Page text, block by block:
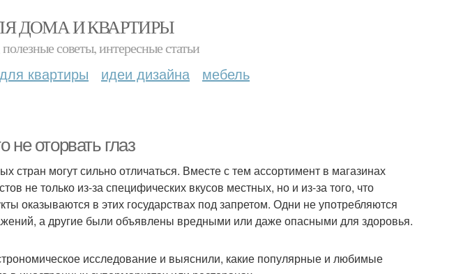
ДОМА И КВАРТИРЫ
советы, интересные статьи
квартиры идеи дизайна мебель
не оторвать глаз
стран могут сильно отличаться. Вместе с тем ассортимент в магазинах
не только из-за специфических вкусов местных, но и из-за того, что
оказываются в этих государствах под запретом. Одни не употребляются
а другие были объявлены вредными или даже опасными для здоровья.
исследование и выяснили, какие популярные и любимые